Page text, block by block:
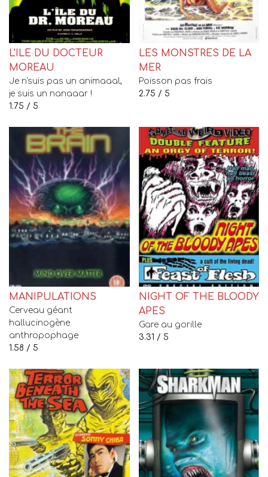
L'ILE DU DOCTEUR
MOREAU
Je n'suis pas un animaaal,
je suis un nanaaar !
1.75 / 5
LES MONSTRES DE LA
MER
Poisson pas frais
2.75 / 5
MANIPULATIONS
Cerveau géant
hallucinogène
anthropophage
1.58 / 5
NIGHT OF THE BLOODY
APES
Gare au gorille
3.31 / 5